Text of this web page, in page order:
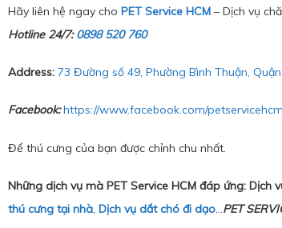
Hãy liên hệ ngay cho PET Service HCM – Dịch vụ
Hotline 24/7:0898 520 760
Address: 73 Đường số 49, Phường Bình Thuận,
Facebook: https://www.facebook.com/
Để thú cưng của bạn được chỉnh chu nhất.
Những dịch vụ mà PET Service HCM đáp ứng: Dịch
thú cưng tại nhà, Dịch vụ dắt chó đi dạo…PET